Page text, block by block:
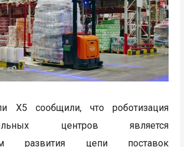
X5 сообщили, что роботизация
центров является
развития цепи поставок